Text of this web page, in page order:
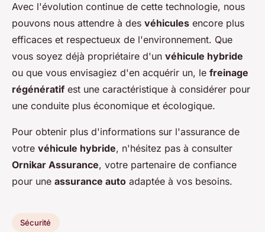
Avec l'évolution continue de cette technologie, nous
pouvons nous attendre à des véhicules encore plus
efficaces et respectueux de l'environnement. Que
vous soyez déjà propriétaire d'un véhicule hybride
ou que vous envisagiez d'en acquérir un, le freinage
régénératif est une caractéristique à considérer pour
une conduite plus économique et écologique.
Pour obtenir plus d'informations sur l'assurance de
votre véhicule hybride, n'hésitez pas à consulter
Ornikar Assurance, votre partenaire de confiance
pour une assurance auto adaptée à vos besoins.
Sécurité